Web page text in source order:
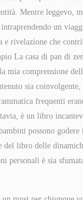
Mentre leggevo,
intraprendendo un
e rivelazione che
La casa di pan di
mia comprensione
sia
frequenti
è un libro
possono godere
del libro delle
personali è sia